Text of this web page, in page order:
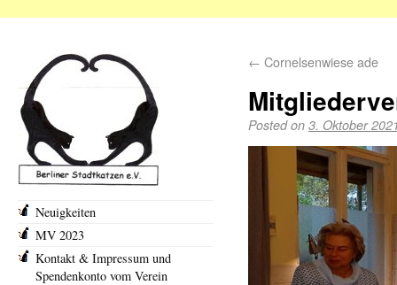
← Cornelsenwiese ade
Posted on 3. Oktober
Neuigkeiten
MV 2023
Kontakt & Impressum und
Spendenkonto vom Verein